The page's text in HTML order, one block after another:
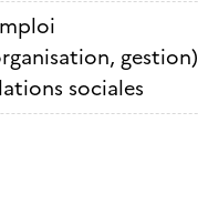
gestion)
sociales